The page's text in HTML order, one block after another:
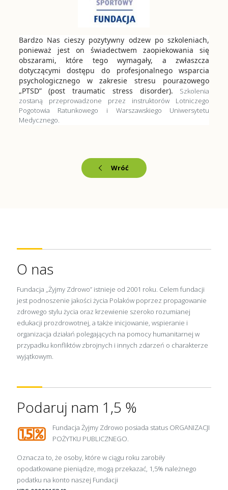
Bardzo Nas cieszy pozytywny odzew po szkoleniach,
ponieważ jest on świadectwem zaopiekowania się
obszarami, które tego wymagały, a zwłaszcza
dotyczącymi dostępu do profesjonalnego wsparcia
psychologicznego w zakresie stresu pourazowego
„PTSD” (post traumatic stress disorder). Szkolenia
zostaną przeprowadzone przez instruktorów Lotniczego
Pogotowia Ratunkowego i Warszawskiego Uniwersytetu
Medycznego.
Wróć
O nas
Fundacja „Żyjmy Zdrowo” istnieje od 2001 roku. Celem fundacji
jest podnoszenie jakości życia Polaków poprzez propagowanie
zdrowego stylu życia oraz krzewienie szeroko rozumianej
edukacji prozdrowotnej, a także inicjowanie, wspieranie i
organizacja działań polegających na pomocy humanitarnej w
przypadku konfliktów zbrojnych i innych zdarzeń o charakterze
wyjątkowym.
Podaruj nam 1,5 %
Fundacja Żyjmy Zdrowo posiada status ORGANIZACJI
POŻYTKU PUBLICZNEGO.
Oznacza to, że osoby, które w ciągu roku zarobiły
opodatkowane pieniądze, mogą przekazać, 1,5% należnego
podatku na konto naszej Fundacji